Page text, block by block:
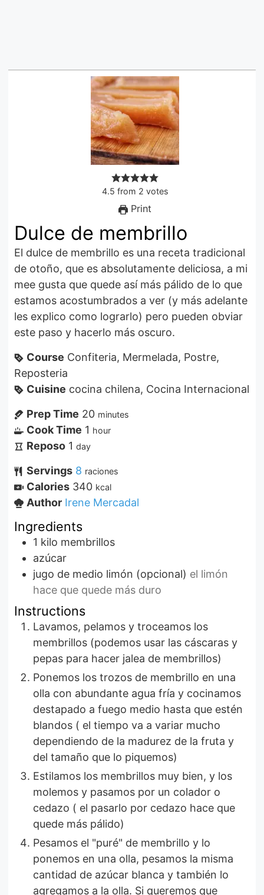
4.5 from 2 votes
Print
Dulce de membrillo
El dulce de membrillo es una receta tradicional
de otoño, que es absolutamente deliciosa, a mi
mee gusta que quede así más pálido de lo que
estamos acostumbrados a ver (y más adelante
les explico como lograrlo) pero pueden obviar
este paso y hacerlo más oscuro.
Course Confiteria, Mermelada, Postre,
Reposteria
Cuisine cocina chilena, Cocina Internacional
Prep Time 20 minutes
Cook Time 1 hour
Reposo 1 day
Servings 8 raciones
Calories 340 kcal
Author Irene Mercadal
Ingredients
1 kilo membrillos
azúcar
jugo de medio limón (opcional) el limón
hace que quede más duro
Instructions
Lavamos, pelamos y troceamos los
membrillos (podemos usar las cáscaras y
pepas para hacer jalea de membrillos)
Ponemos los trozos de membrillo en una
olla con abundante agua fría y cocinamos
destapado a fuego medio hasta que estén
blandos ( el tiempo va a variar mucho
dependiendo de la madurez de la fruta y
del tamaño que lo piquemos)
Estilamos los membrillos muy bien, y los
molemos y pasamos por un colador o
cedazo ( el pasarlo por cedazo hace que
quede más pálido)
Pesamos el "puré" de membrillo y lo
ponemos en una olla, pesamos la misma
cantidad de azúcar blanca y también lo
agregamos a la olla. Si queremos que